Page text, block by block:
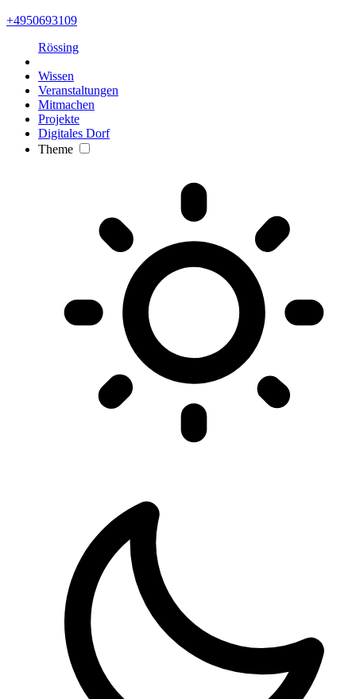
+4950693109
Rössing
Wissen
Veranstaltungen
Mitmachen
Projekte
Digitales Dorf
Theme